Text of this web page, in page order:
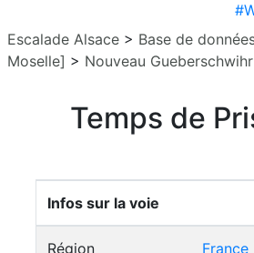
Escalade Alsace > Base de
Moselle] > Nouveau Gueberschwihr
Temps de
Infos sur la voie
Région